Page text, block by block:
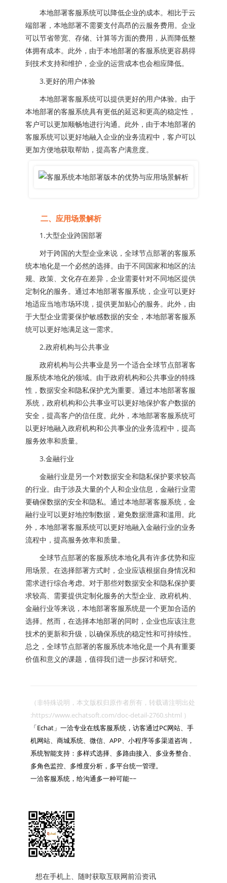
本地部署客服系统可以降低企业的成本。相比于云
端部署，本地部署不需要支付高昂的云服务费用。企业
可以节省带宽、存储、计算等方面的费用，从而降低整
体拥有成本。此外，由于本地部署的客服系统更容易得
到技术支持和维护，企业的运营成本也会相应降低。
3.更好的用户体验
本地部署客服系统可以提供更好的用户体验。由于
本地部署的客服系统具有更低的延迟和更高的稳定性，
客户可以更加顺畅地进行沟通。此外，由于本地部署的
客服系统可以更好地融入企业的业务流程中，客户可以
更加方便地获取帮助，提高客户满意度。
二、应用场景解析
1.大型企业跨国部署
对于跨国的大型企业来说，全球节点部署的客服系
统本地化是一个必然的选择。由于不同国家和地区的法
规、政策、文化存在差异，企业需要针对不同地区提供
定制化的服务。通过本地部署客服系统，企业可以更好
地适应当地市场环境，提供更加贴心的服务。此外，由
于大型企业需要保护敏感数据的安全，本地部署客服系
统可以更好地满足这一需求。
2.政府机构与公共事业
政府机构与公共事业是另一个适合全球节点部署客
服系统本地化的领域。由于政府机构和公共事业的特殊
性，数据安全和隐私保护尤为重要。通过本地部署客服
系统，政府机构和公共事业可以更好地保护客户数据的
安全，提高客户的信任度。此外，本地部署客服系统可
以更好地融入政府机构和公共事业的业务流程中，提高
服务效率和质量。
3.金融行业
金融行业是另一个对数据安全和隐私保护要求较高
的行业。由于涉及大量的个人和企业信息，金融行业需
要确保数据的安全和隐私。通过本地部署客服系统，金
融行业可以更好地控制数据，避免数据泄露和滥用。此
外，本地部署客服系统可以更好地融入金融行业的业务
流程中，提高服务效率和质量。
全球节点部署的客服系统本地化具有许多优势和应
用场景。在选择部署方式时，企业应该根据自身情况和
需求进行综合考虑。对于那些对数据安全和隐私保护要
求较高、需要提供定制化服务的大型企业、政府机构、
金融行业等来说，本地部署客服系统是一个更加合适的
选择。然而，在选择本地部署的同时，企业也应该注意
技术的更新和升级，以确保系统的稳定性和可持续性。
总之，全球节点部署的客服系统本地化是一个具有重要
价值和意义的课题，值得我们进一步探讨和研究。
（非特殊说明，本文版权归原作者所有，转载请注明出处
:https://www.echatsoft.com/doc-detail-2760.shtml ）
「Echat」一洽专业在线客服系统，访客通过PC网站、手
机网站、商城系统、微信、APP、小程序等多渠道咨询，
系统智能支持：多样式选择、多路由接入、多业务整合、
多角色监控、多维度分析，多平台统一管理。
一洽客服系统，给沟通多一种可能~~
想在手机上、随时获取互联网前沿资讯